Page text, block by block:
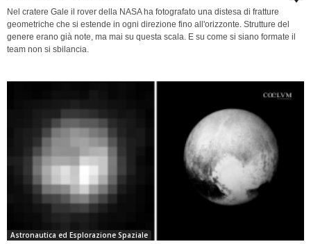
Nel cratere Gale il rover della NASA ha fotografato una distesa di fratture
geometriche che si estende in ogni direzione fino all'orizzonte. Strutture del
genere erano già note, ma mai su questa scala. E su come si siano formate il
team non si sbilancia.
Astronautica ed Esplorazione Spaziale